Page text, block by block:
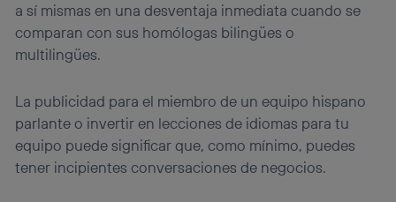
a sí mismas en una desventaja inmediata cuando se
comparan con sus homólogas bilingües o
multilingües.
La publicidad para el miembro de un equipo hispano
parlante o invertir en lecciones de idiomas para tu
equipo puede significar que, como mínimo, puedes
tener incipientes conversaciones de negocios.